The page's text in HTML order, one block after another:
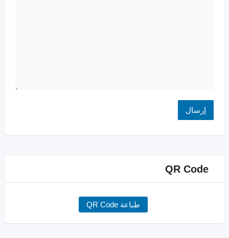
QR Code
طباعة QR Code